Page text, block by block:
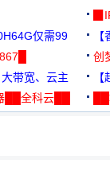
仅需99
创
带宽、云主
██全科云██